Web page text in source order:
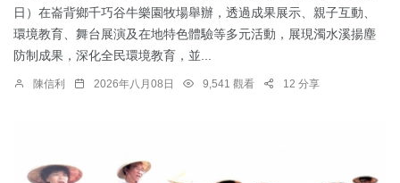
日）在崙背鄉千巧谷牛樂園牧場舉辦，透過成果展示、親子互動、
環境教育、舞台展演及在地特色體驗等多元活動，展現濁水溪揚塵
防制成果，深化全民環境教育，並...
陳信利 2026年八月08日 9,541 觀看 12 分享